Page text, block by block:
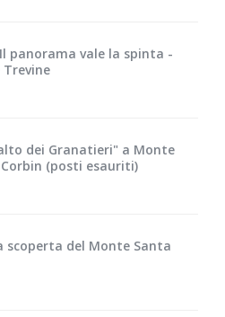
panorama vale la spinta -
dei Granatieri" a Monte
(posti esauriti)
scoperta del Monte Santa